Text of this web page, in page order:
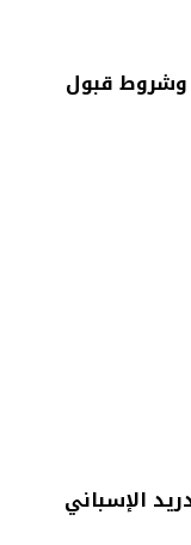
وشروط قبول
الإسباني